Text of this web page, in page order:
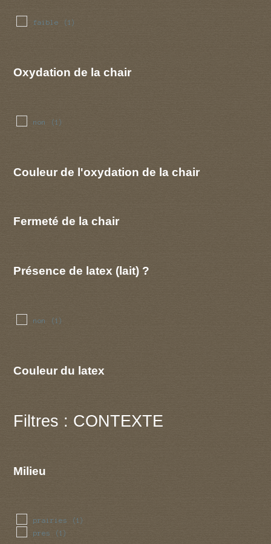
faible (1)
Oxydation de la chair
non (1)
Couleur de l'oxydation de la chair
Fermeté de la chair
Présence de latex (lait) ?
non (1)
Couleur du latex
Filtres : CONTEXTE
Milieu
prairies (1)
pres (1)